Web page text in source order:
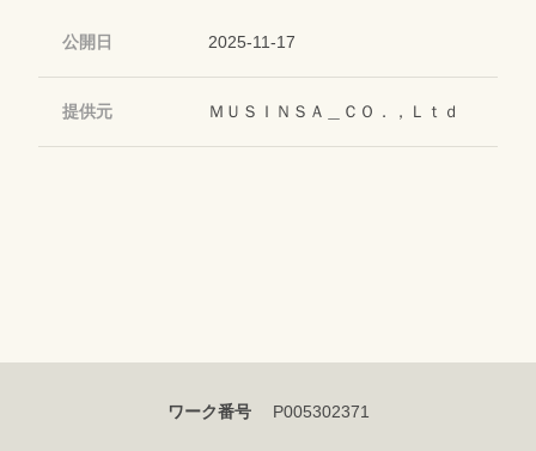
公開日 2025-11-17
提供元 ＭＵＳＩＮＳＡ＿ＣＯ．，Ｌｔｄ
ワーク番号 P005302371